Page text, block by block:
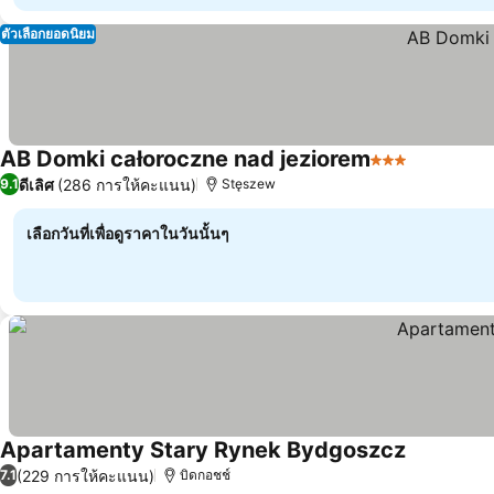
ตัวเลือกยอดนิยม
AB Domki całoroczne nad jeziorem3 ดาว
9.1ดีเลิศ (286 การให้คะแนน) Stęszew
เลือกวันที่เพื่อดูราคาในวันนั้นๆ
Apartamenty Stary Rynek Bydgoszczดูราคา
7.1(229 การให้คะแนน) บิดกอชช์